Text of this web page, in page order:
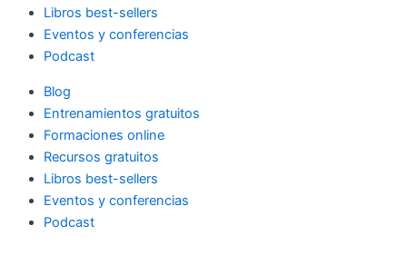
Libros best-sellers
Eventos y conferencias
Podcast
Blog
Entrenamientos gratuitos
Formaciones online
Recursos gratuitos
Libros best-sellers
Eventos y conferencias
Podcast